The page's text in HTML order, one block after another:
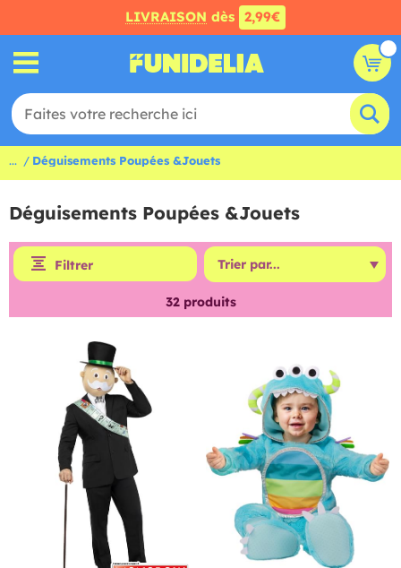
LIVRAISON dès 2,99€
... Déguisements Poupées &Jouets
Déguisements Poupées &Jouets
Filtrer
32produits